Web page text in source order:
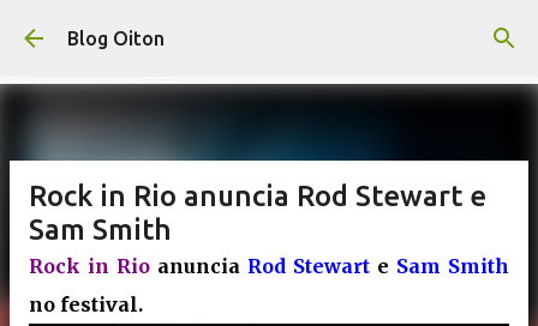
Pular para o conteúdo principal
Blog Oiton
Rock in Rio anuncia Rod Stewart e
Sam Smith
Rock in Rio anuncia Rod Stewart e Sam Smith
no festival.